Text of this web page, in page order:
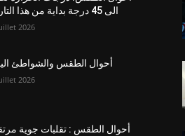
الى 45 درجة بداية من هذا التاريخ
2026
أحوال الطقس والشواطئ
2026
أحوال الطقس : تقلبات جوية